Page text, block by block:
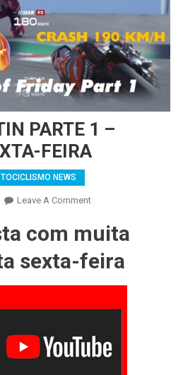
PARTE 1 –
FEIRA
NEWS
Leave A CommentOn
AUSTIN
1
FEIRA
com muita
sexta-feira